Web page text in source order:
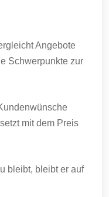
Angebote
Schwerpunkte zur
mit dem Preis
bleibt, bleibt er auf